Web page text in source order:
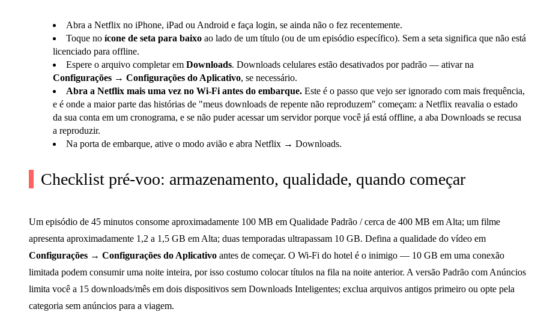
Abra a Netflix no iPhone, iPad ou Android e faça login, se ainda não o fez recentemente.
Toque no ícone de seta para baixo ao lado de um título (ou de um episódio específico). Sem a seta significa que não está
licenciado para offline.
Espere o arquivo completar em Downloads. Downloads celulares estão desativados por padrão — ativar na
Configurações → Configurações do Aplicativo, se necessário.
Abra a Netflix mais uma vez no Wi-Fi antes do embarque. Este é o passo que vejo ser ignorado com mais frequência,
e é onde a maior parte das histórias de "meus downloads de repente não reproduzem" começam: a Netflix reavalia o estado
da sua conta em um cronograma, e se não puder acessar um servidor porque você já está offline, a aba Downloads se recusa
a reproduzir.
Na porta de embarque, ative o modo avião e abra Netflix → Downloads.
Checklist pré-voo: armazenamento, qualidade, quando começar
Um episódio de 45 minutos consome aproximadamente 100 MB em Qualidade Padrão / cerca de 400 MB em Alta; um filme
apresenta aproximadamente 1,2 a 1,5 GB em Alta; duas temporadas ultrapassam 10 GB. Defina a qualidade do vídeo em
Configurações → Configurações do Aplicativo antes de começar. O Wi-Fi do hotel é o inimigo — 10 GB em uma conexão
limitada podem consumir uma noite inteira, por isso costumo colocar títulos na fila na noite anterior. A versão Padrão com Anúncios
limita você a 15 downloads/mês em dois dispositivos sem Downloads Inteligentes; exclua arquivos antigos primeiro ou opte pela
categoria sem anúncios para a viagem.